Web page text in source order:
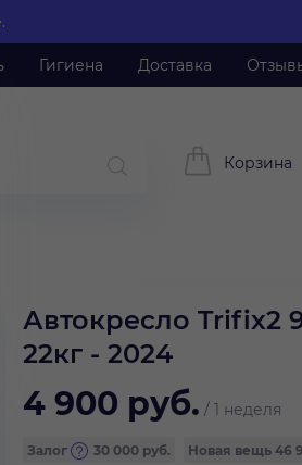
Гигиена Доставка
Корзина
Автокресло Trifix2
22кг - 2024
4 900 руб. / 1 неделя
Залог 30 000 руб. Новая вещь 46